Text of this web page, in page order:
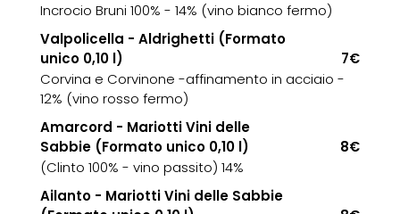
Incrocio Bruni 100% - 14% (vino bianco fermo)
Valpolicella - Aldrighetti (Formato
unico 0,10 l)
7€
Corvina e Corvinone -affinamento in acciaio -
12% (vino rosso fermo)
Amarcord - Mariotti Vini delle
Sabbie (Formato unico 0,10 l)
8€
(Clinto 100% - vino passito) 14%
Ailanto - Mariotti Vini delle Sabbie